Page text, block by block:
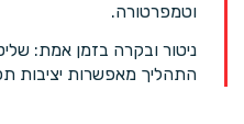
וטמפרטורה.
ניטור ובקרה בזמן אמת:
התהליך מאפשרות יציבות